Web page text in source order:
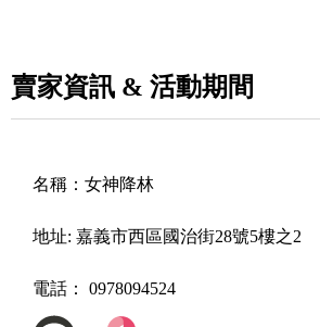
賣家資訊 & 活動期間
名稱： 女神降林
地址: 嘉義市西區國治街28號5樓之2
電話： 0978094524